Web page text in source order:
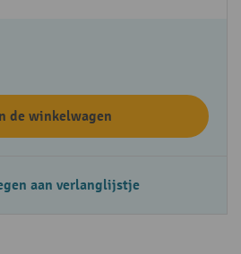
de winkelwagen
aan verlanglijstje